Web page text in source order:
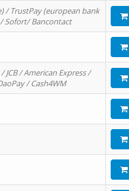
/ TrustPay (european bank
Sofort/ Bancontact
/ American Express /
/ Cash4WM